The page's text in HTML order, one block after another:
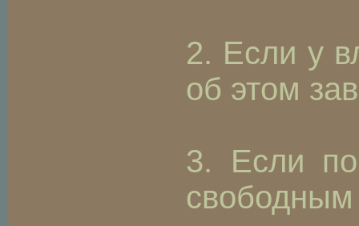
2. Если у
об этом
3. Если по
свободным